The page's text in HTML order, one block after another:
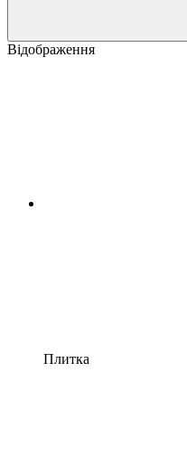
Відображення
Плитка